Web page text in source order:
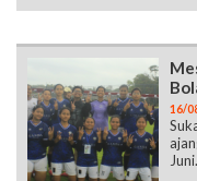
16/
Juni.